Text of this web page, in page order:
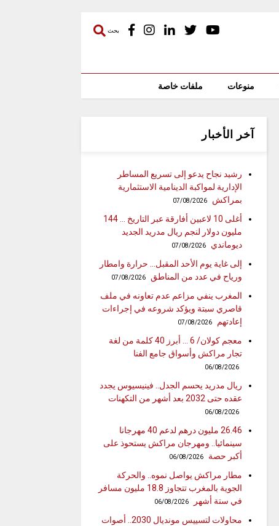
بحث
منوعات ملفات خاصة
آخر الأخبار
رشيد نجاح يدعو إلى تسريع المساطر
الإدارية لمواكبة الدينامية الاستثمارية
بمراكش
07/08/2026
أغلى 10 لاعبين أفارقة عبر التاريخ … 144
مليون دولار لنجم ريال مدريد الجديد
ديوماندي
07/08/2026
إلى غاية يوم الأحد المقبل… حرارة وامطار
ورياح في عدد من المناطق
07/08/2026
المغرب ينفي مزاعم عدم تعاونه في ملف
قاصري سبتة ويؤكد شروعه في إجراءات
إعادتهم
07/08/2026
معجم كولان/ 6 … أبرز 40 كلمة من لغة
تجار مراكش وأسواق جامع الفنا
06/08/2026
ريال مدريد يحسم الجدل.. فينيسيوس يجدد
عقده حتى 2032 بعد أشهر من التكهنات
06/08/2026
26.46 مليون درهم لدعم 40 مهرجانا
سينمائيا.. ومهرجان مراكش يستحوذ على
أكبر حصة
06/08/2026
مطار مراكش يواصل نموه.. والحركة
الجوية بالمغرب تتجاوز 18.8 مليون مسافر
في ستة أشهر
06/08/2026
محاولات لتسييس مونديال 2030.. أصوات